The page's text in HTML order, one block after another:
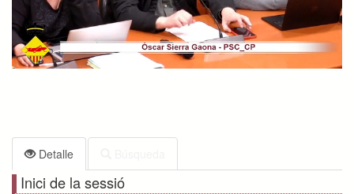
Detalle
Inici de la sessió